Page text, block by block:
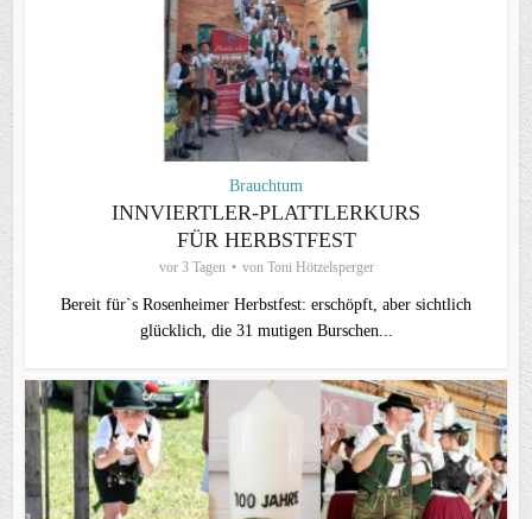
Brauchtum
INNVIERTLER-PLATTLERKURS
FÜR HERBSTFEST
vor 3 Tagen von Toni Hötzelsperger
Bereit für`s Rosenheimer Herbstfest: erschöpft, aber sichtlich
glücklich, die 31 mutigen Burschen...